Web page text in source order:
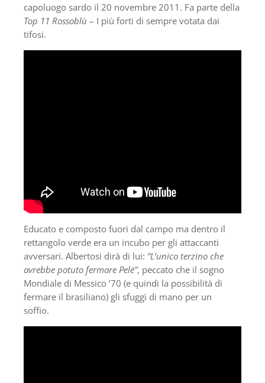
capoluogo sardo il 20 novembre 2011. Fa parte della
Top 11 Rossoblù – I più forti di sempre votata dai
tifosi.
Educato e composto fuori dal campo ma dentro il
rettangolo verde era un incubo per gli attaccanti
avversari. Albertosi dirà di lui: “L’unico terzino che
avrebbe potuto fermare Pelè”, peccato che il sogno
Mondiale di Messico ’70 (e quindi la possibilità di
fermare il brasiliano) gli sfuggì di mano per un
soffio.